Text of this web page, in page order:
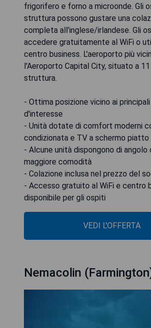
frigorifero e forno a microonde. Gli
struttura possono gustare una
completa all'inglese/irlandese. Gli
accedere gratuitamente al WiFi o
centro business. L'aeroporto più
l'Aeroporto Capital City, situato a
struttura.
- Ottima posizione vicino ai
d'interesse
- Unità dotate di comfort moderni
condizionata e TV a schermo piatto
- Alcune unità dispongono di
maggiore comodità
- Colazione inclusa nel prezzo del
- Accesso gratuito al WiFi e centro
disponibile per gli ospiti
VEDI L'OFFERTA
Nemacolin